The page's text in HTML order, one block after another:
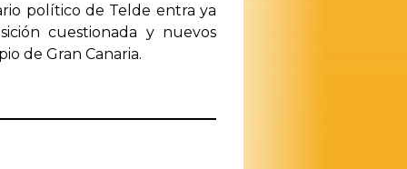
político de Telde entra ya
cuestionada y nuevos
de Gran Canaria.